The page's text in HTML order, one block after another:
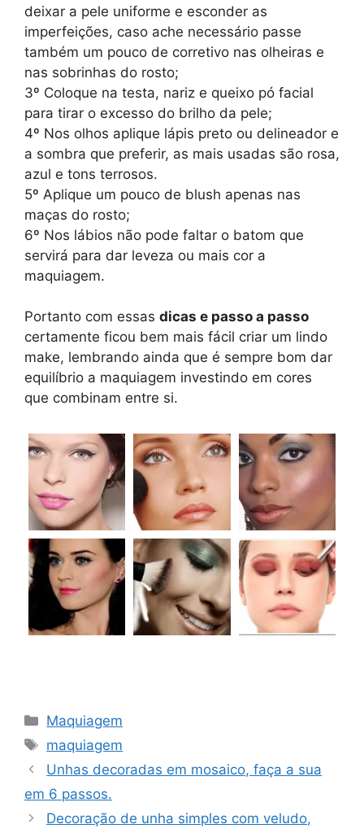
deixar a pele uniforme e esconder as
imperfeições, caso ache necessário passe
também um pouco de corretivo nas olheiras e
nas sobrinhas do rosto;
3º Coloque na testa, nariz e queixo pó facial
para tirar o excesso do brilho da pele;
4º Nos olhos aplique lápis preto ou delineador e
a sombra que preferir, as mais usadas são rosa,
azul e tons terrosos.
5º Aplique um pouco de blush apenas nas
maças do rosto;
6º Nos lábios não pode faltar o batom que
servirá para dar leveza ou mais cor a
maquiagem.
Portanto com essas dicas e passo a passo
certamente ficou bem mais fácil criar um lindo
make, lembrando ainda que é sempre bom dar
equilíbrio a maquiagem investindo em cores
que combinam entre si.
Categorias
Maquiagem
Tags
maquiagem
Unhas decoradas em mosaico, faça a sua
em 6 passos.
Decoração de unha simples com veludo,